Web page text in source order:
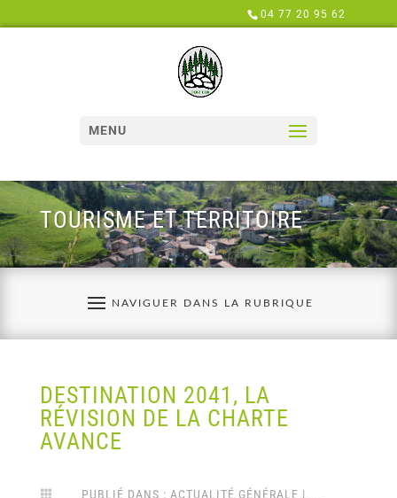
04 77 20 95 62
MENU
TOURISME ET TERRITOIRE
DESTINATION 2041, LA
RÉVISION DE LA CHARTE
AVANCE
 PUBLIÉ DANS : ACTUALITÉ GÉNÉRALE |